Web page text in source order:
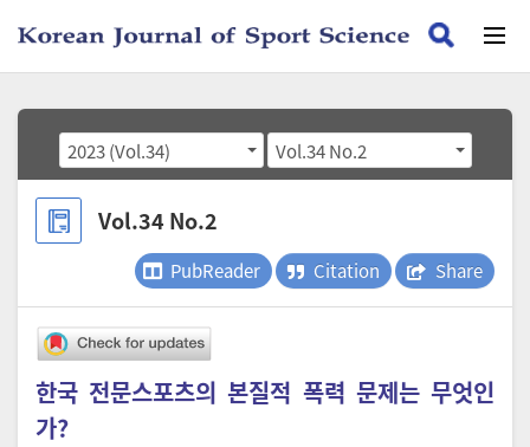
2023 (Vol.34) Vol.34 No.2
Vol.34 No.2
PubReader Citation Share
한국 전문스포츠의 본질적 폭력 문제는 무엇인
가?